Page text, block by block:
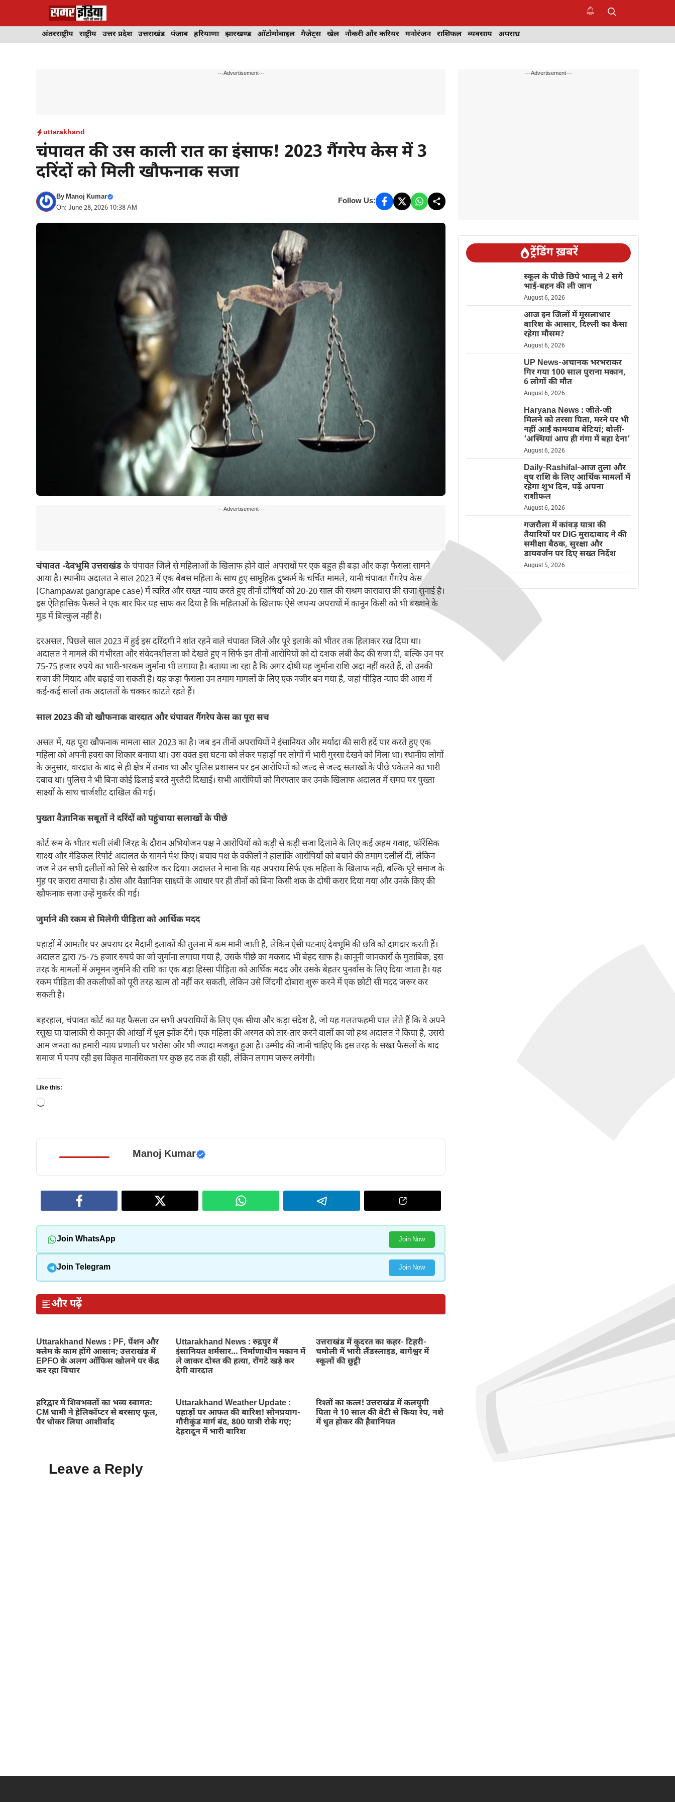
अंतरराष्ट्रीय राष्ट्रीय उत्तर प्रदेश उत्तराखंड पंजाब हरियाणा झारखण्ड ऑटोमोबाइल गैजेट्स खेल नौकरी और करियर मनोरंजन राशिफल व्यवसाय अपराध
---Advertisement---
uttarakhand
चंपावत की उस काली रात का इंसाफ! 2023 गैंगरेप केस में 3
दरिंदों को मिली खौफनाक सजा
ByManoj Kumar
On: June 28, 2026 10:38 AM
Follow Us:
---Advertisement---
चंपावत -देवभूमि उत्तराखंडके चंपावत जिले से महिलाओं के खिलाफ होने वाले अपराधों पर एक बहुत ही बड़ा और कड़ा फैसला सामने
आया है। स्थानीय अदालत ने साल 2023 में एक बेबस महिला के साथ हुए सामूहिक दुष्कर्म के चर्चित मामले, यानी चंपावत गैंगरेप केस
(Champawat gangrape case) में त्वरित और सख्त न्याय करते हुए तीनों दोषियों को 20-20 साल की सश्रम कारावास की सजा सुनाई है।
इस ऐतिहासिक फैसले ने एक बार फिर यह साफ कर दिया है कि महिलाओं के खिलाफ ऐसे जघन्य अपराधों में कानून किसी को भी बख्शने के
मूड में बिल्कुल नहीं है।
दरअसल, पिछले साल 2023 में हुई इस दरिंदगी ने शांत रहने वाले चंपावत जिले और पूरे इलाके को भीतर तक हिलाकर रख दिया था।
अदालत ने मामले की गंभीरता और संवेदनशीलता को देखते हुए न सिर्फ इन तीनों आरोपियों को दो दशक लंबी कैद की सजा दी, बल्कि उन पर
75-75 हजार रुपये का भारी-भरकम जुर्माना भी लगाया है। बताया जा रहा है कि अगर दोषी यह जुर्माना राशि अदा नहीं करते हैं, तो उनकी
सजा की मियाद और बढ़ाई जा सकती है। यह कड़ा फैसला उन तमाम मामलों के लिए एक नजीर बन गया है, जहां पीड़ित न्याय की आस में
कई-कई सालों तक अदालतों के चक्कर काटते रहते हैं।
साल 2023 की वो खौफनाक वारदात और चंपावत गैंगरेप केस का पूरा सच
असल में, यह पूरा खौफनाक मामला साल 2023 का है। जब इन तीनों अपराधियों ने इंसानियत और मर्यादा की सारी हदें पार करते हुए एक
महिला को अपनी हवस का शिकार बनाया था। उस वक्त इस घटना को लेकर पहाड़ों पर लोगों में भारी गुस्सा देखने को मिला था। स्थानीय लोगों
के अनुसार, वारदात के बाद से ही क्षेत्र में तनाव था और पुलिस प्रशासन पर इन आरोपियों को जल्द से जल्द सलाखों के पीछे धकेलने का भारी
दबाव था। पुलिस ने भी बिना कोई ढिलाई बरते मुस्तैदी दिखाई। सभी आरोपियों को गिरफ्तार कर उनके खिलाफ अदालत में समय पर पुख्ता
साक्ष्यों के साथ चार्जशीट दाखिल की गई।
पुख्ता वैज्ञानिक सबूतों ने दरिंदों को पहुंचाया सलाखों के पीछे
कोर्ट रूम के भीतर चली लंबी जिरह के दौरान अभियोजन पक्ष ने आरोपियों को कड़ी से कड़ी सजा दिलाने के लिए कई अहम गवाह, फॉरेंसिक
साक्ष्य और मेडिकल रिपोर्ट अदालत के सामने पेश किए। बचाव पक्ष के वकीलों ने हालांकि आरोपियों को बचाने की तमाम दलीलें दीं, लेकिन
जज ने उन सभी दलीलों को सिरे से खारिज कर दिया। अदालत ने माना कि यह अपराध सिर्फ एक महिला के खिलाफ नहीं, बल्कि पूरे समाज के
मुंह पर करारा तमाचा है। ठोस और वैज्ञानिक साक्ष्यों के आधार पर ही तीनों को बिना किसी शक के दोषी करार दिया गया और उनके किए की
खौफनाक सजा उन्हें मुकर्रर की गई।
जुर्माने की रकम से मिलेगी पीड़िता को आर्थिक मदद
पहाड़ों में आमतौर पर अपराध दर मैदानी इलाकों की तुलना में कम मानी जाती है, लेकिन ऐसी घटनाएं देवभूमि की छवि को दागदार करती हैं।
अदालत द्वारा 75-75 हजार रुपये का जो जुर्माना लगाया गया है, उसके पीछे का मकसद भी बेहद साफ है। कानूनी जानकारों के मुताबिक, इस
तरह के मामलों में अमूमन जुर्माने की राशि का एक बड़ा हिस्सा पीड़िता को आर्थिक मदद और उसके बेहतर पुनर्वास के लिए दिया जाता है। यह
रकम पीड़िता की तकलीफों को पूरी तरह खत्म तो नहीं कर सकती, लेकिन उसे जिंदगी दोबारा शुरू करने में एक छोटी सी मदद जरूर कर
सकती है।
बहरहाल, चंपावत कोर्ट का यह फैसला उन सभी अपराधियों के लिए एक सीधा और कड़ा संदेश है, जो यह गलतफहमी पाल लेते हैं कि वे अपने
रसूख या चालाकी से कानून की आंखों में धूल झोंक देंगे। एक महिला की अस्मत को तार-तार करने वालों का जो हश्र अदालत ने किया है, उससे
आम जनता का हमारी न्याय प्रणाली पर भरोसा और भी ज्यादा मजबूत हुआ है। उम्मीद की जानी चाहिए कि इस तरह के सख्त फैसलों के बाद
समाज में पनप रही इस विकृत मानसिकता पर कुछ हद तक ही सही, लेकिन लगाम जरूर लगेगी।
Like this:
Loading…
Manoj Kumar
Join WhatsApp Join Now
Join Telegram Join Now
और पढ़ें
Uttarakhand News : PF, पेंशन और
क्लेम के काम होंगे आसान; उत्तराखंड में
EPFO के अलग ऑफिस खोलने पर केंद्र
कर रहा विचार
Uttarakhand News : रुद्रपुर में
इंसानियत शर्मसार… निर्माणाधीन मकान में
ले जाकर दोस्त की हत्या, रोंगटे खड़े कर
देगी वारदात
उत्तराखंड में कुदरत का कहर- टिहरी-
चमोली में भारी लैंडस्लाइड, बागेश्वर में
स्कूलों की छुट्टी
हरिद्वार में शिवभक्तों का भव्य स्वागत:
CM धामी ने हेलिकॉप्टर से बरसाए फूल,
पैर धोकर लिया आशीर्वाद
Uttarakhand Weather Update :
पहाड़ों पर आफत की बारिश! सोनप्रयाग-
गौरीकुंड मार्ग बंद, 800 यात्री रोके गए;
देहरादून में भारी बारिश
रिश्तों का कत्ल! उत्तराखंड में कलयुगी
पिता ने 10 साल की बेटी से किया रेप, नशे
में धुत होकर की हैवानियत
Leave a Reply
---Advertisement---
ट्रेंडिंग ख़बरें
स्कूल के पीछे छिपे भालू ने 2 सगे
भाई-बहन की ली जान
August 6, 2026
आज इन जिलों में मूसलाधार
बारिश के आसार, दिल्ली का कैसा
रहेगा मौसम?
August 6, 2026
UP News-अचानक भरभराकर
गिर गया 100 साल पुराना मकान,
6 लोगों की मौत
August 6, 2026
Haryana News : जीते-जी
मिलने को तरसा पिता, मरने पर भी
नहीं आईं कामयाब बेटियां; बोलीं-
‘अस्थियां आप ही गंगा में बहा देना’
August 6, 2026
Daily-Rashifal-आज तुला और
वृष राशि के लिए आर्थिक मामलों में
रहेगा शुभ दिन, पढ़ें अपना
राशीफल
August 6, 2026
गजरौला में कांवड़ यात्रा की
तैयारियों पर DIG मुरादाबाद ने की
समीक्षा बैठक, सुरक्षा और
डायवर्जन पर दिए सख्त निर्देश
August 5, 2026